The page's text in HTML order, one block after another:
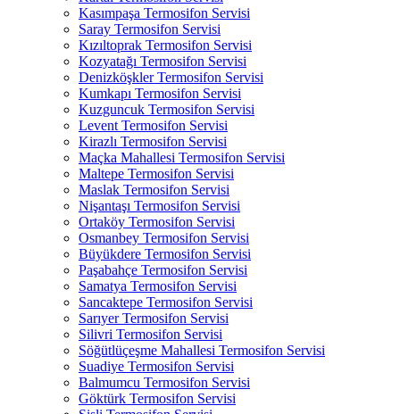
Kasımpaşa Termosifon Servisi
Saray Termosifon Servisi
Kızıltoprak Termosifon Servisi
Kozyatağı Termosifon Servisi
Denizköşkler Termosifon Servisi
Kumkapı Termosifon Servisi
Kuzguncuk Termosifon Servisi
Levent Termosifon Servisi
Kirazlı Termosifon Servisi
Maçka Mahallesi Termosifon Servisi
Maltepe Termosifon Servisi
Maslak Termosifon Servisi
Nişantaşı Termosifon Servisi
Ortaköy Termosifon Servisi
Osmanbey Termosifon Servisi
Büyükdere Termosifon Servisi
Paşabahçe Termosifon Servisi
Samatya Termosifon Servisi
Sancaktepe Termosifon Servisi
Sarıyer Termosifon Servisi
Silivri Termosifon Servisi
Söğütlüçeşme Mahallesi Termosifon Servisi
Suadiye Termosifon Servisi
Balmumcu Termosifon Servisi
Göktürk Termosifon Servisi